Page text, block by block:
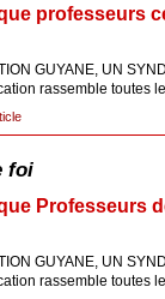
professeurs
GUYANE, UN
rassemble toutes
foi
Professeurs
GUYANE, UN
rassemble toutes